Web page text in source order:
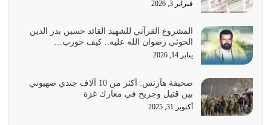
وأعرض نفسك، وأعرض ما لديك على…
يوليو 27, 2026
عندما يكون عدوك هو عدو الله معناه أن تكون نقاط الضعف
فيه كثيرة وسينصرك الله عليه إذا…
يوليو 26, 2026
أراد الله لهذه الأمة ان تكون خير امة أخرجت للناس بالنهوض
بالأمر بالمعروف والنهي عن…
فبراير 3, 2026
المشروع القرآني للشهيد القائد حسين بدر الدين
الحوثي رضوان الله عليه.. كيف حورب…
يناير 14, 2026
صحيفة هآرتس: أكثر من 10 آلاف جندي صهيوني
بين قتيل وجريح في معارك غزة
أكتوبر 31, 2025